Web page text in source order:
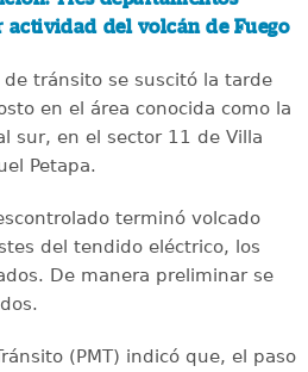
actividad del volcán de Fuego
tránsito se suscitó la tarde
en el área conocida como la
sur, en el sector 11 de Villa
Petapa.
terminó volcado
del tendido eléctrico, los
De manera preliminar se
(PMT) indicó que, el paso